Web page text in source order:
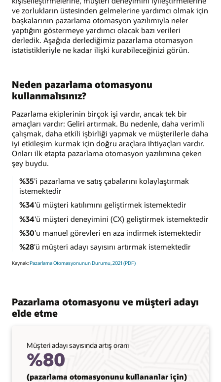
ve zorlukların üstesinden gelmelerine yardımcı olmak için
başkalarının pazarlama otomasyon yazılımıyla neler
yaptığını göstermeye yardımcı olacak bazı verileri
derledik. Aşağıda derlediğimiz pazarlama otomasyon
istatistikleriyle ne kadar ilişki kurabileceğinizi görün.
Neden pazarlama otomasyonu
kullanmalısınız?
Pazarlama ekiplerinin birçok işi vardır, ancak tek bir
amaçları vardır: Geliri artırmak. Bu nedenle, daha verimli
çalışmak, daha etkili işbirliği yapmak ve müşterilerle daha
iyi etkileşim kurmak için doğru araçlara ihtiyaçları vardır.
Onları ilk etapta pazarlama otomasyon yazılımına çeken
şey buydu.
%35'i pazarlama ve satış çabalarını kolaylaştırmak
istemektedir
%34'ü müşteri katılımını geliştirmek istemektedir
%34'ü müşteri deneyimini (CX) geliştirmek istemektedir
%30'u manuel görevleri en aza indirmek istemektedir
%28'ü müşteri adayı sayısını artırmak istemektedir
Kaynak:Pazarlama Otomasyonunun Durumu, 2021 (PDF)
Pazarlama otomasyonu ve müşteri adayı
elde etme
Müşteri adayı sayısında artış oranı
%80
(pazarlama otomasyonunu kullananlar için)